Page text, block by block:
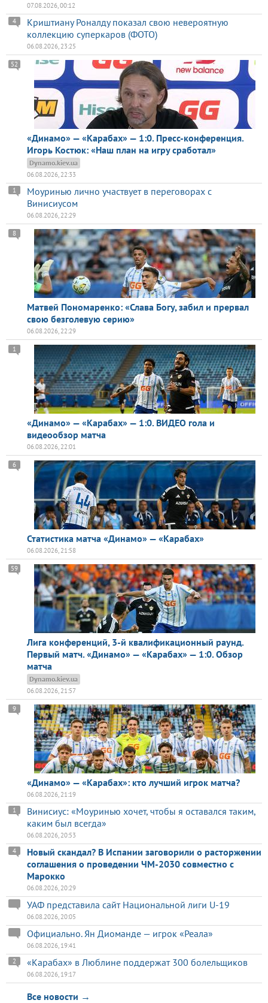
07.08.2026, 00:12
Криштиану Роналду показал свою невероятную
коллекцию суперкаров (ФОТО)
4
06.08.2026, 23:25
«Динамо» — «Карабах» — 1:0. Пресс-конференция.
Игорь Костюк: «Наш план на игру сработал»
52
Dynamo.kiev.ua
06.08.2026, 22:33
Моуринью лично участвует в переговорах с
Винисиусом
1
06.08.2026, 22:29
Матвей Пономаренко: «Слава Богу, забил и прервал
свою безголевую серию»
8
06.08.2026, 22:29
«Динамо» — «Карабах» — 1:0. ВИДЕО гола и
видеообзор матча
1
06.08.2026, 22:01
Статистика матча «Динамо» — «Карабах»
6
06.08.2026, 21:58
Лига конференций, 3-й квалификационный раунд.
Первый матч. «Динамо» — «Карабах» — 1:0. Обзор
матча
59
Dynamo.kiev.ua
06.08.2026, 21:57
«Динамо» — «Карабах»: кто лучший игрок матча?
9
06.08.2026, 21:19
Винисиус: «Моуринью хочет, чтобы я оставался таким,
каким был всегда»
1
06.08.2026, 20:53
Новый скандал? В Испании заговорили о расторжении
соглашения о проведении ЧМ-2030 совместно с
Марокко
4
06.08.2026, 20:29
УАФ представила сайт Национальной лиги U-19
06.08.2026, 20:05
Официально. Ян Диоманде — игрок «Реала»
06.08.2026, 19:41
«Карабах» в Люблине поддержат 300 болельщиков
2
06.08.2026, 19:17
Все новости →